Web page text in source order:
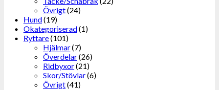
Övrigt(24)
Hund(19)
Okategoriserad(1)
Ryttare(101)
Hjälmar(7)
Överdelar(26)
Ridbyxor(21)
Skor/Stövlar(6)
Övrigt(41)